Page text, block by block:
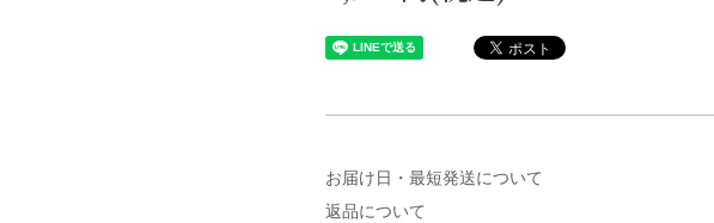
お届け日・最短発送について
返品について